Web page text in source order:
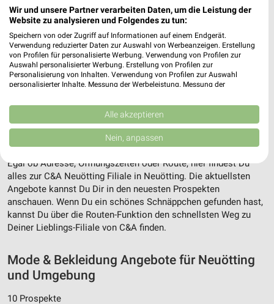
Adresse, Öffnungszeiten und Route für die
C&A Neuötting Filiale in Neuötting
Egal ob Adresse, Öffnungszeiten oder Route, hier findest Du
alles zur C&A Neuötting Filiale in Neuötting. Die aktuellsten
Angebote kannst Du Dir in den neuesten Prospekten
anschauen. Wenn Du ein schönes Schnäppchen gefunden hast,
kannst Du über die Routen-Funktion den schnellsten Weg zu
Deiner Lieblings-Filiale von C&A finden.
Mode & Bekleidung Angebote für Neuötting
und Umgebung
10 Prospekte
Wir und unsere Partner verarbeiten Daten, um die Leistung der
Website zu analysieren und Folgendes zu tun:
Speichern von oder Zugriff auf Informationen auf einem Endgerät.
Verwendung reduzierter Daten zur Auswahl von Werbeanzeigen. Erstellung
von Profilen für personalisierte Werbung. Verwendung von Profilen zur
Auswahl personalisierter Werbung. Erstellung von Profilen zur
Personalisierung von Inhalten. Verwendung von Profilen zur Auswahl
personalisierter Inhalte. Messung der Werbeleistung. Messung der
Kombinationen von Daten aus verschiedenen Quellen. Entwicklung und
Verbesserung der Angebote. Verwendung reduzierter Daten zur Auswahl
von Inhalten.
Daten können außerhalb der Europäischen Union weitergegeben und in die
Website/App.
Partnerliste anzeigen (1 IAB-Anbieter)
Wir nutzen Ihre Daten für folgende Zwecke:
IAB-Verarbeitungszwecke:
Speichern von oder Zugriff auf Informationen
Verwendung reduzierter Daten zur Auswahl von
Werbeanzeigen
Alle akzeptieren
Nein, anpassen